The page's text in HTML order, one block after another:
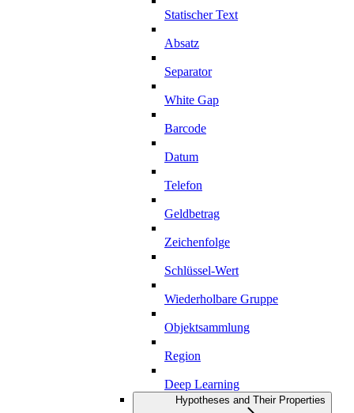
Statischer Text
Absatz
Separator
White Gap
Barcode
Datum
Telefon
Geldbetrag
Zeichenfolge
Schlüssel-Wert
Wiederholbare Gruppe
Objektsammlung
Region
Deep Learning
Hypotheses and Their Properties